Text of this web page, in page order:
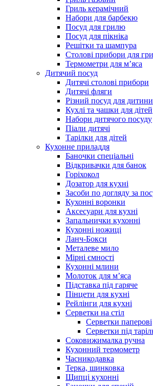
Гриль керамічний
Набори для барбекю
Посуд для грилю
Посуд для пікніка
Решітки та шампура
Столові прибори для
Термометри для м’яса
Дитячий посуд
Дитячі столові прибори
Дитячі фляги
Різний посуд для дитини
Кухлі та чашки для дітей
Набори дитячого посуду
Піали дитячі
Тарілки для дітей
Кухонне приладдя
Баночки спеціальні
Відкривачки для банок
Горіхокол
Дозатор для кухні
Засоби по догляду за
Кухонні воронки
Аксесуари для кухні
Запальнички кухонні
Кухонні ножиці
Ланч-Бокси
Металеве мило
Мірні ємності
Кухонні млини
Молоток для м’яса
Підставка під гаряче
Пінцети для кухні
Рейлінги для кухні
Серветки на стіл
Серветки паперові
Серветки під
Соковижималка ручна
Кухонний термометр
Часникодавка
Терка, шинковка
Щипці кухонні